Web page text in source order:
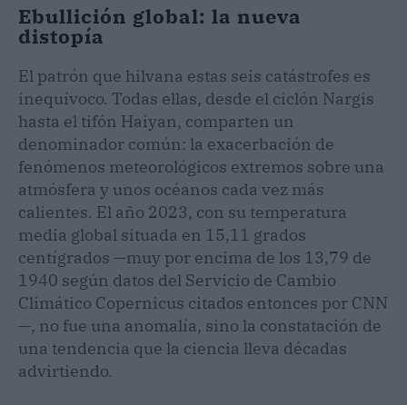
Ebullición global: la nueva
distopía
El patrón que hilvana estas seis catástrofes es
inequívoco. Todas ellas, desde el ciclón Nargis
hasta el tifón Haiyan, comparten un
denominador común: la exacerbación de
fenómenos meteorológicos extremos sobre una
atmósfera y unos océanos cada vez más
calientes. El año 2023, con su temperatura
media global situada en 15,11 grados
centígrados —muy por encima de los 13,79 de
1940 según datos del Servicio de Cambio
Climático Copernicus citados entonces por CNN
—, no fue una anomalía, sino la constatación de
una tendencia que la ciencia lleva décadas
advirtiendo.